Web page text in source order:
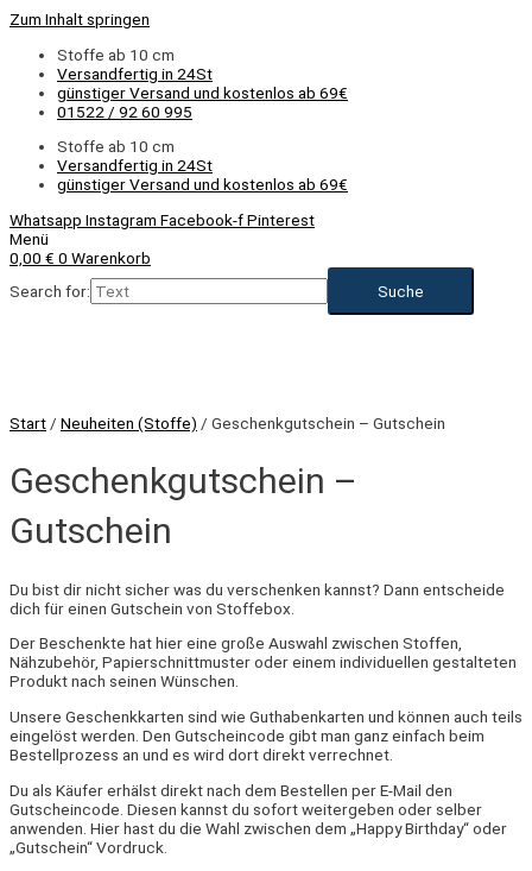
Zum Inhalt springen
Stoffe ab 10 cm
Versandfertig in 24St
günstiger Versand und kostenlos ab 69€
01522 / 92 60 995
Stoffe ab 10 cm
Versandfertig in 24St
günstiger Versand und kostenlos ab 69€
Whatsapp Instagram Facebook-fPinterest
Menü
0,00 € 0 Warenkorb
Search for:
Start / Neuheiten (Stoffe) / Geschenkgutschein – Gutschein
Geschenkgutschein –
Gutschein
Du bist dir nicht sicher was du verschenken kannst? Dann entscheide
dich für einen Gutschein von Stoffebox.
Der Beschenkte hat hier eine große Auswahl zwischen Stoffen,
Nähzubehör, Papierschnittmuster oder einem individuellen gestalteten
Produkt nach seinen Wünschen.
Unsere Geschenkkarten sind wie Guthabenkarten und können auch teils
eingelöst werden. Den Gutscheincode gibt man ganz einfach beim
Bestellprozess an und es wird dort direkt verrechnet.
Du als Käufer erhälst direkt nach dem Bestellen per E-Mail den
Gutscheincode. Diesen kannst du sofort weitergeben oder selber
anwenden. Hier hast du die Wahl zwischen dem „Happy Birthday“ oder
„Gutschein“ Vordruck.